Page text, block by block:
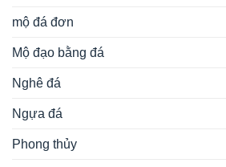
mộ đá đơn
Mộ đạo bằng đá
Nghê đá
Ngựa đá
Phong thủy